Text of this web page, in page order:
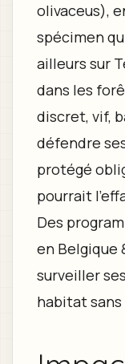
olivaceus),
spécimen
ailleurs sur
dans les
discret, vif,
défendre
protégé
pourrait
Des
en Belgique
surveiller
habitat